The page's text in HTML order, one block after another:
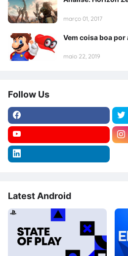
março 01, 2017
Vem coisa boa por
maio 22, 2019
Follow Us
Latest Android